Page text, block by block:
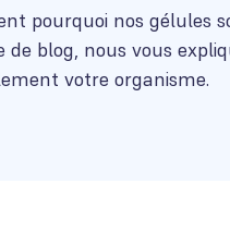
pourquoi nos gélules
de blog, nous vous
votre organisme.